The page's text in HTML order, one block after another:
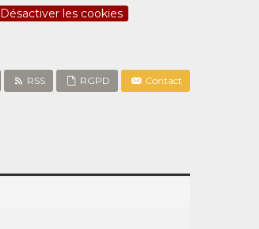
Désactiver les cookies
RSS RGPD Contact